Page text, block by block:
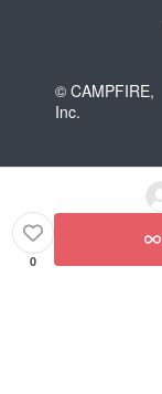
© CAMPFIRE,
Inc.
0